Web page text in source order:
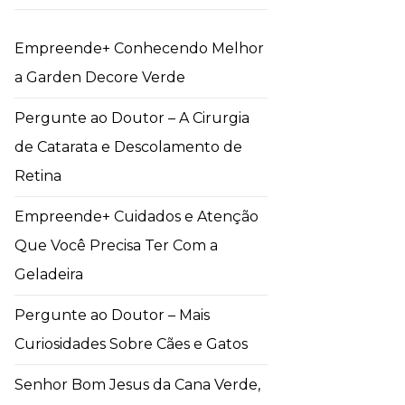
Empreende+ Conhecendo Melhor
a Garden Decore Verde
Pergunte ao Doutor – A Cirurgia
de Catarata e Descolamento de
Retina
Empreende+ Cuidados e Atenção
Que Você Precisa Ter Com a
Geladeira
Pergunte ao Doutor – Mais
Curiosidades Sobre Cães e Gatos
Senhor Bom Jesus da Cana Verde,